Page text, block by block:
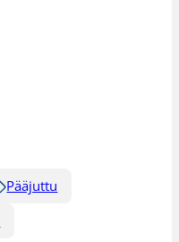
Pääjuttu